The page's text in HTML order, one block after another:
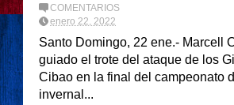
COMENTARIOS
enero 22, 2022
Santo Domingo, 22 ene.- Marcell
guiado el trote del ataque de los
Cibao en la final del campeonato
invernal...